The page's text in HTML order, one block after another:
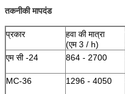
तकनीकी मापदंड
प्रकार
हवा की मात्रा
(एम 3 / h)
एम सी -24
864 - 2700
MC-36
1296 - 4050